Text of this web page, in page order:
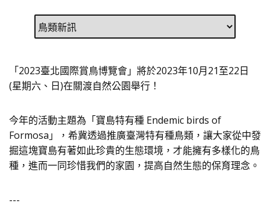
「2023臺北國際賞鳥博覽會」將於2023年10月21至22日
(星期六、日)在關渡自然公園舉行！
今年的活動主題為「寶島特有種 Endemic birds of
Formosa」，希冀透過推廣臺灣特有種鳥類，讓大家從中發
掘這塊寶島有著如此珍貴的生態環境，才能擁有多樣化的鳥
種，進而一同珍惜我們的家園，提高自然生態的保育理念。
---